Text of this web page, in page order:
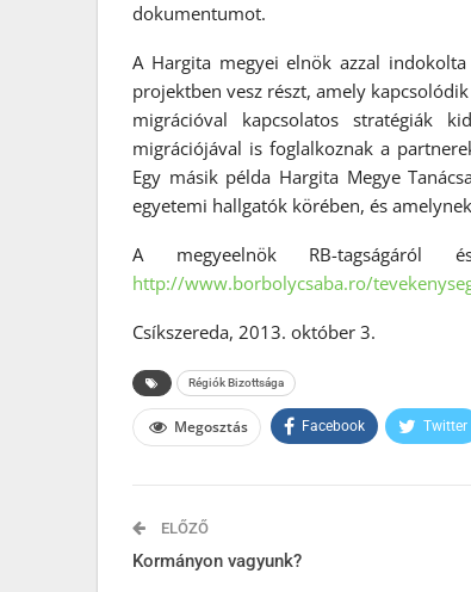
dokumentumot.
A Hargita megyei elnök azzal
projektben vesz részt, amely
migrációval kapcsolatos stratégiák
migrációjával is foglalkoznak a
Egy másik példa Hargita Megye
egyetemi hallgatók körében, és
A megyeelnök RB-tagságáról
http://www.borbolycsaba.ro/
Csíkszereda, 2013. október 3.
Régiók Bizottsága
Megosztás Facebook Twitter
ELŐZŐ
Kormányon vagyunk?